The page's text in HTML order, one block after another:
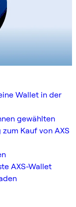
Wallet in der
gewählten
Kauf von AXS
AXS-Wallet